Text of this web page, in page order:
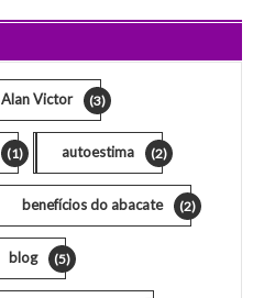
Alan Victor (3)
(1) autoestima (2)
benefícios do abacate (2)
blog (5)